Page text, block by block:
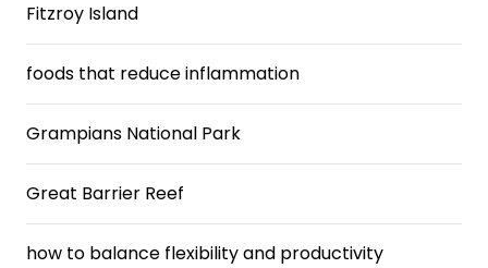
Fitzroy Island
foods that reduce inflammation
Grampians National Park
Great Barrier Reef
how to balance flexibility and productivity